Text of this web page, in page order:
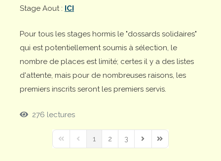
Stage Aout : ICI
Pour tous les stages hormis le "dossards solidaires"
qui est potentiellement soumis à sélection, le
nombre de places est limité; certes il y a des listes
d'attente, mais pour de nombreuses raisons, les
premiers inscrits seront les premiers servis.
276 lectures
First PagePrevious Page
1 2 3
Next PageLast Page